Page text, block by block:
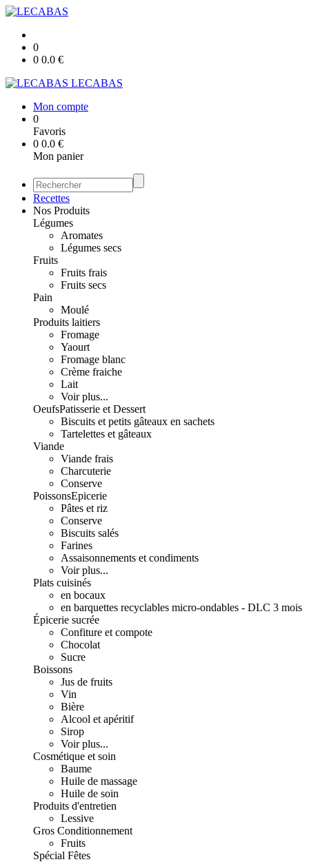
0
0 0.0 €
LECABAS
Mon compte
0
Favoris
0 0.0 €
Mon panier
Recettes
Nos Produits
Légumes
Aromates
Légumes secs
Fruits
Fruits frais
Fruits secs
Pain
Moulé
Produits laitiers
Fromage
Yaourt
Fromage blanc
Crème fraiche
Lait
Voir plus...
OeufsPatisserie et Dessert
Biscuits et petits gâteaux en sachets
Tartelettes et gâteaux
Viande
Viande frais
Charcuterie
Conserve
PoissonsEpicerie
Pâtes et riz
Conserve
Biscuits salés
Farines
Assaisonnements et condiments
Voir plus...
Plats cuisinés
en bocaux
en barquettes recyclables micro-ondables - DLC 3 mois
Épicerie sucrée
Confiture et compote
Chocolat
Sucre
Boissons
Jus de fruits
Vin
Bière
Alcool et apéritif
Sirop
Voir plus...
Cosmétique et soin
Baume
Huile de massage
Huile de soin
Produits d'entretien
Lessive
Gros Conditionnement
Fruits
Spécial Fêtes